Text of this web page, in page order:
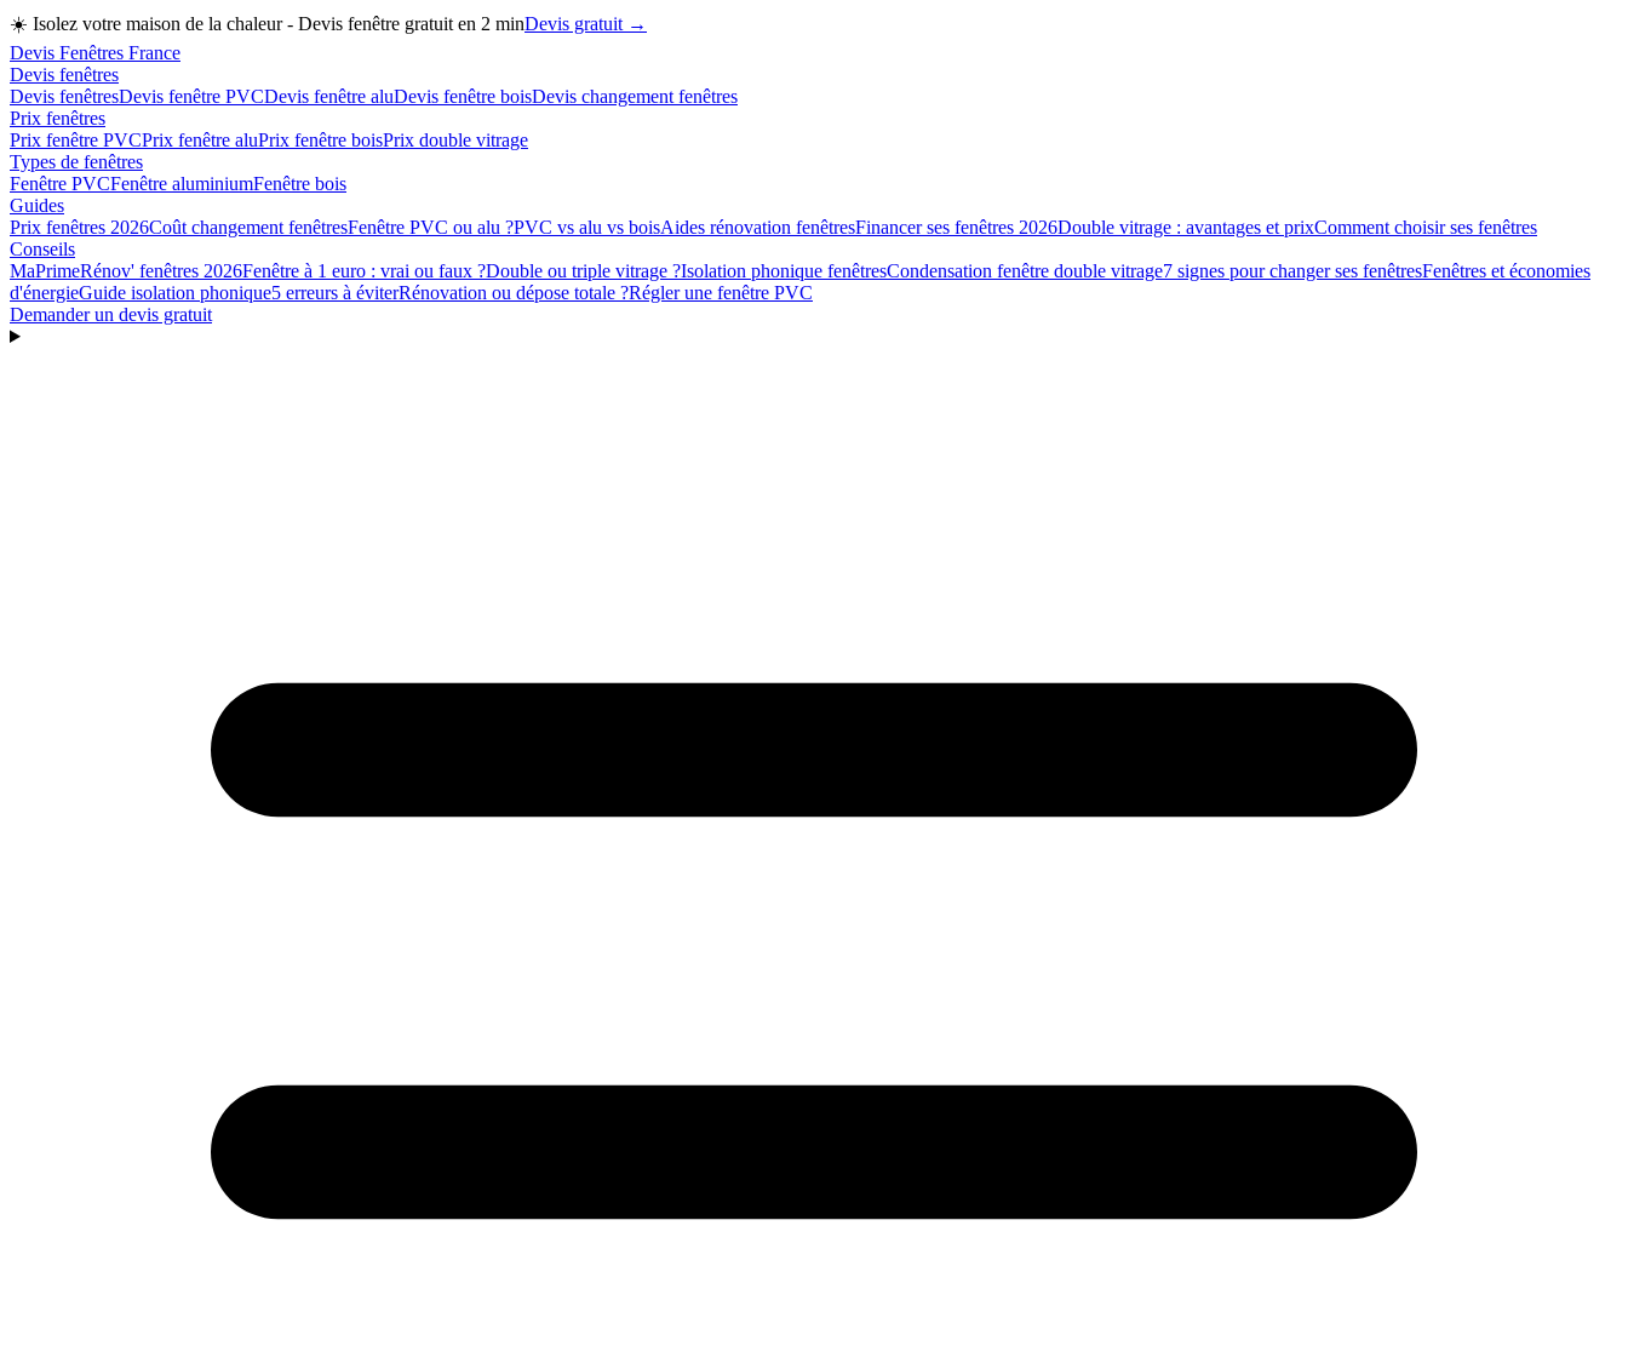
☀️ Isolez votre maison de la chaleur - Devis fenêtre gratuit en 2 minDevis gratuit →
Devis Fenêtres France
Devis fenêtres
Devis fenêtresDevis fenêtre PVCDevis fenêtre aluDevis fenêtre boisDevis changement fenêtres
Prix fenêtres
Prix fenêtre PVCPrix fenêtre aluPrix fenêtre boisPrix double vitrage
Types de fenêtres
Fenêtre PVCFenêtre aluminiumFenêtre bois
Guides
Prix fenêtres 2026Coût changement fenêtresFenêtre PVC ou alu ?PVC vs alu vs boisAides rénovation fenêtresFinancer ses fenêtres 2026Double vitrage : avantages et prixComment choisir ses fenêtres
Conseils
MaPrimeRénov' fenêtres 2026Fenêtre à 1 euro : vrai ou faux ?Double ou triple vitrage ?Isolation phonique fenêtresCondensation fenêtre double vitrage7 signes pour changer ses fenêtresFenêtres et économies
d'énergieGuide isolation phonique5 erreurs à éviterRénovation ou dépose totale ?Régler une fenêtre PVC
Demander un devis gratuit